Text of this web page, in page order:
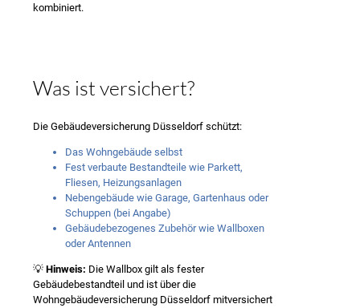
kombiniert.
Was ist versichert?
Die Gebäudeversicherung Düsseldorf schützt:
Das Wohngebäude selbst
Fest verbaute Bestandteile wie Parkett,
Fliesen, Heizungsanlagen
Nebengebäude wie Garage, Gartenhaus oder
Schuppen (bei Angabe)
Gebäudebezogenes Zubehör wie Wallboxen
oder Antennen
💡 Hinweis: Die Wallbox gilt als fester
Gebäudebestandteil und ist über die
Wohngebäudeversicherung Düsseldorf mitversichert